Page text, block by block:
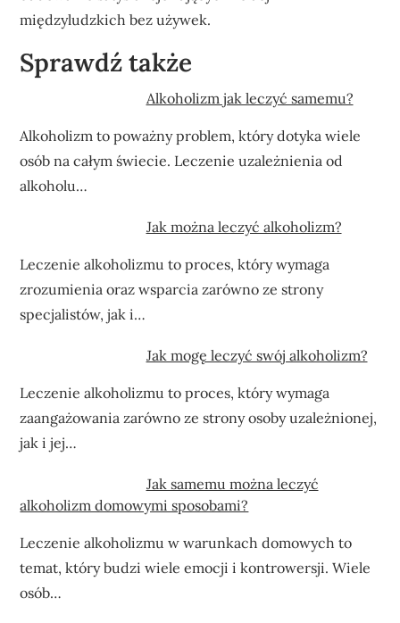
międzyludzkich bez używek.
Sprawdź także
Alkoholizm jak leczyć samemu?
Alkoholizm to poważny problem, który dotyka wiele
osób na całym świecie. Leczenie uzależnienia od
alkoholu…
Jak można leczyć alkoholizm?
Leczenie alkoholizmu to proces, który wymaga
zrozumienia oraz wsparcia zarówno ze strony
specjalistów, jak i…
Jak mogę leczyć swój alkoholizm?
Leczenie alkoholizmu to proces, który wymaga
zaangażowania zarówno ze strony osoby uzależnionej,
jak i jej…
Jak samemu można leczyć
alkoholizm domowymi sposobami?
Leczenie alkoholizmu w warunkach domowych to
temat, który budzi wiele emocji i kontrowersji. Wiele
osób…